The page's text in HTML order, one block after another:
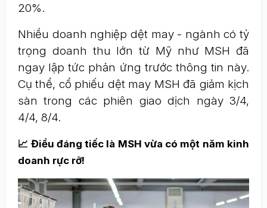
20%.
Nhiều doanh nghiệp dệt may - ngành có tỷ
trọng doanh thu lớn từ Mỹ như MSH đã
ngay lập tức phản ứng trước thông tin này.
Cụ thể, cổ phiếu dệt may MSH đã giảm kịch
sàn trong các phiên giao dịch ngày 3/4,
4/4, 8/4.
📈 Điều đáng tiếc là MSH vừa có một năm kinh
doanh rực rỡ!